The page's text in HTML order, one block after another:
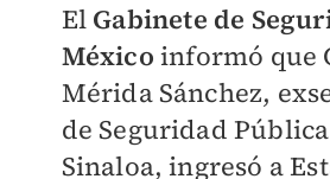
ElGabinete de
México informó que
Mérida Sánchez,
de Seguridad
Sinaloa, ingresó a